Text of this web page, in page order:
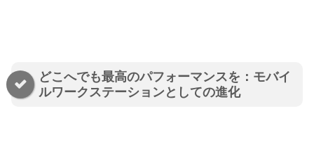
どこへでも最高のパフォーマンスを：モバイ
ルワークステーションとしての進化